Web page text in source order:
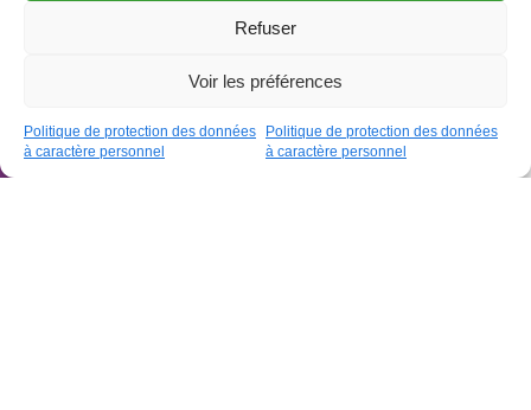
Refuser
Voir les préférences
Politique de protection des données
à caractère personnel
Politique de protection des données
à caractère personnel
Agenda